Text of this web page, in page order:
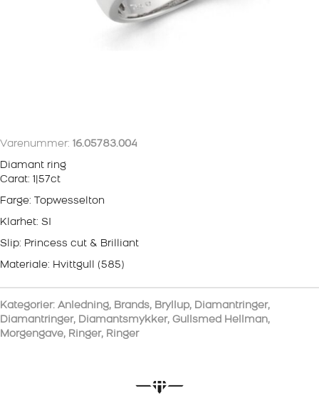
Varenummer: 16.05783.004
Diamant ring
Carat: 1|57ct
Farge: Topwesselton
Klarhet: SI
Slip: Princess cut & Brilliant
Materiale: Hvittgull (585)
Kategorier: Anledning, Brands, Bryllup, Diamantringer,
Diamantringer, Diamantsmykker, Gullsmed Hellman,
Morgengave, Ringer, Ringer